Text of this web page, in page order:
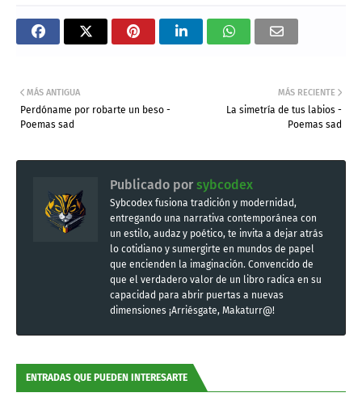
MÁS RECIENTE
La simetría de tus labios -
Poemas sad
MÁS ANTIGUA
Perdóname por robarte un beso -
Poemas sad
Publicado por sybcodex
Sybcodex fusiona tradición y modernidad,
entregando una narrativa contemporánea con
un estilo, audaz y poético, te invita a dejar atrás
lo cotidiano y sumergirte en mundos de papel
que encienden la imaginación. Convencido de
que el verdadero valor de un libro radica en su
capacidad para abrir puertas a nuevas
dimensiones ¡Arriésgate, Makaturr@!
ENTRADAS QUE PUEDEN INTERESARTE